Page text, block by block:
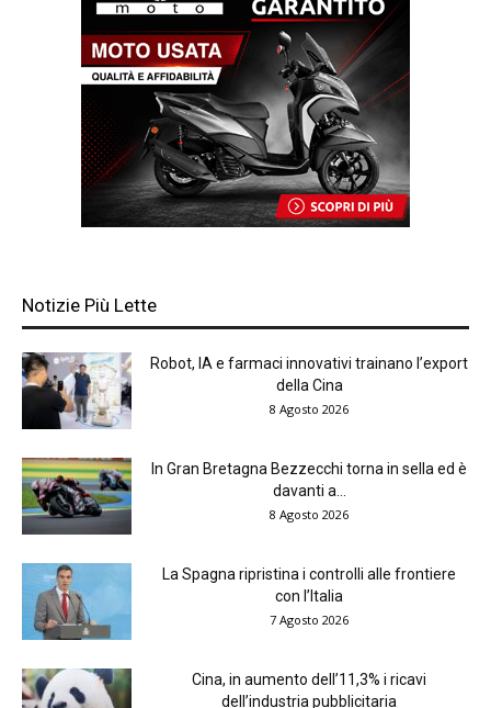
Notizie Più Lette
Robot, IA e farmaci innovativi trainano l’export
della Cina
8 Agosto 2026
In Gran Bretagna Bezzecchi torna in sella ed è
davanti a...
8 Agosto 2026
La Spagna ripristina i controlli alle frontiere
con l’Italia
7 Agosto 2026
Cina, in aumento dell’11,3% i ricavi
dell’industria pubblicitaria